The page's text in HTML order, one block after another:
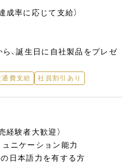
成率に応じて支給）
、誕生日に自社製品をプレゼ
通費支給 社員割引あり
経験者大歓迎）
ニケーション能力
日本語力を有する方